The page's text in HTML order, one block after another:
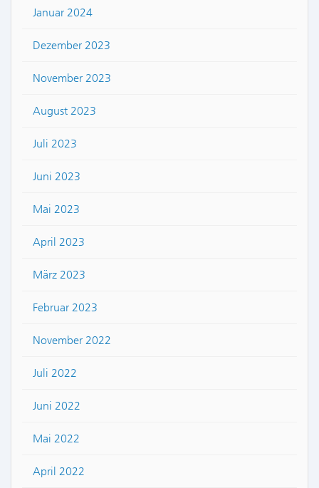
Januar 2024
Dezember 2023
November 2023
August 2023
Juli 2023
Juni 2023
Mai 2023
April 2023
März 2023
Februar 2023
November 2022
Juli 2022
Juni 2022
Mai 2022
April 2022